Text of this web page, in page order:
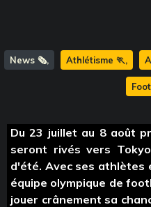
News 🗞️ Athlétisme 🏃
Du 23 juillet au 8 août
seront rivés vers
d'été. Avec ses athlètes
équipe olympique de
jouer crânement sa